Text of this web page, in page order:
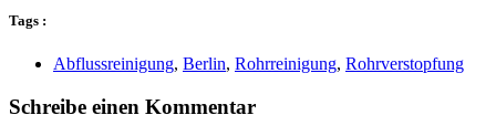
Tags :
Abflussreinigung, Berlin, Rohrreinigung, Rohrverstopfung
Schreibe einen Kommentar